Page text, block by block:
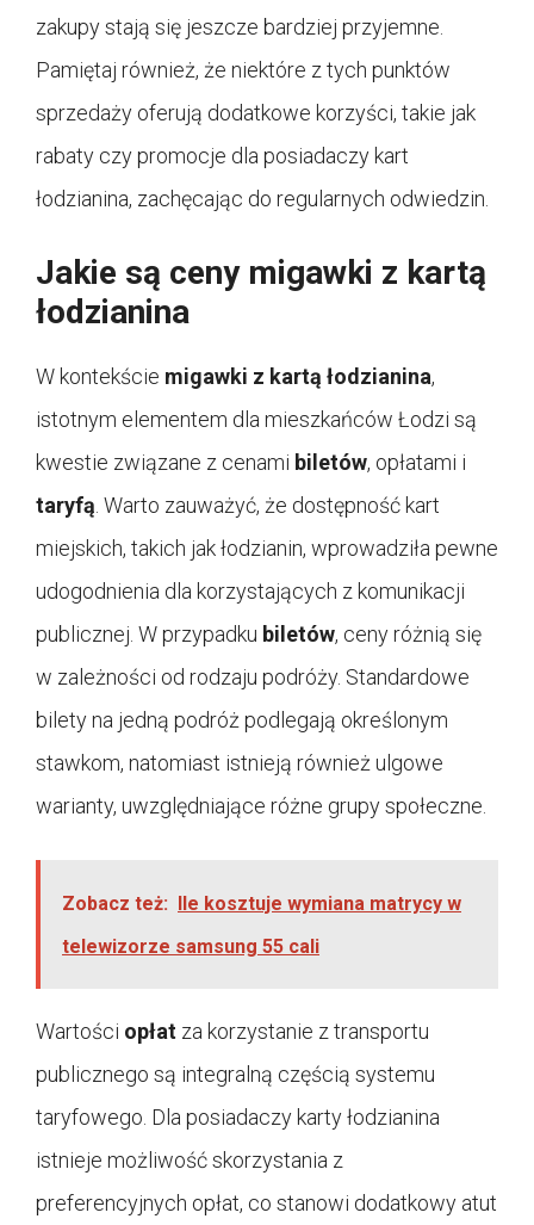
zakupy stają się jeszcze bardziej przyjemne.
Pamiętaj również, że niektóre z tych punktów
sprzedaży oferują dodatkowe korzyści, takie jak
rabaty czy promocje dla posiadaczy kart
łodzianina, zachęcając do regularnych odwiedzin.
Jakie są ceny migawki z kartą
łodzianina
W kontekście migawki z kartą łodzianina,
istotnym elementem dla mieszkańców Łodzi są
kwestie związane z cenami biletów, opłatami i
taryfą . Warto zauważyć, że dostępność kart
miejskich, takich jak łodzianin, wprowadziła pewne
udogodnienia dla korzystających z komunikacji
publicznej. W przypadku biletów, ceny różnią się
w zależności od rodzaju podróży. Standardowe
bilety na jedną podróż podlegają określonym
stawkom, natomiast istnieją również ulgowe
warianty, uwzględniające różne grupy społeczne.
Zobacz też: Ile kosztuje wymiana matrycy w
telewizorze samsung 55 cali
Wartości opłat za korzystanie z transportu
publicznego są integralną częścią systemu
taryfowego. Dla posiadaczy karty łodzianina
istnieje możliwość skorzystania z
preferencyjnych opłat, co stanowi dodatkowy atut